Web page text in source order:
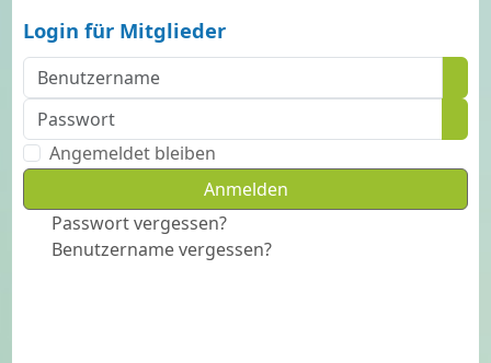
Login für Mitglieder
Benutzername
Passwort
Angemeldet bleiben
Anmelden
Passwort vergessen?
Benutzername vergessen?